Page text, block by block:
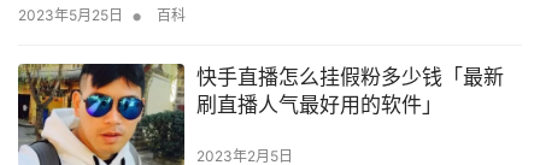
2023年5月25日 • 百科
快手直播怎么挂假粉多少钱「最新
刷直播人气最好用的软件」
2023年2月5日